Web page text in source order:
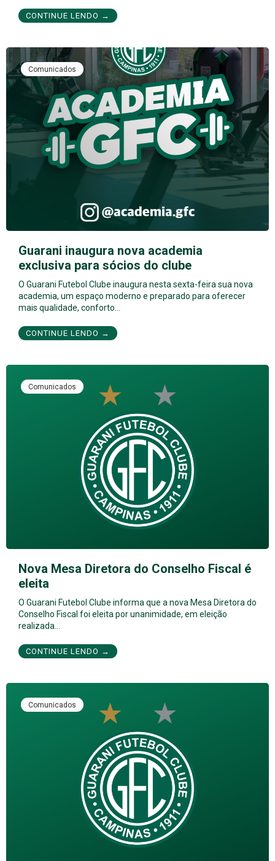
CONTINUE LENDO →
Comunicados
Guarani inaugura nova academia
exclusiva para sócios do clube
O Guarani Futebol Clube inaugura nesta sexta-feira sua nova
academia, um espaço moderno e preparado para oferecer
mais qualidade, conforto…
CONTINUE LENDO →
Comunicados
Nova Mesa Diretora do Conselho Fiscal é
eleita
O Guarani Futebol Clube informa que a nova Mesa Diretora do
Conselho Fiscal foi eleita por unanimidade, em eleição
realizada…
CONTINUE LENDO →
Comunicados